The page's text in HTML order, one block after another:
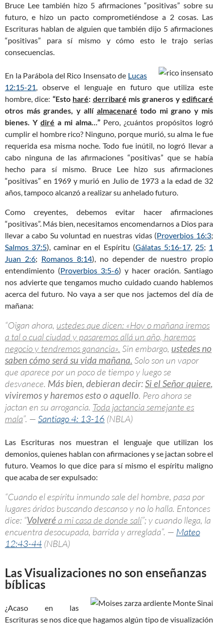
Bruce Lee también hizo 5 afirmaciones “positivas” sobre su
futuro, e hizo un pacto comprometiéndose a 2 cosas. Las
Escrituras hablan de alguien que también dijo 5 afirmaciones
“positivas” para sí mismo y cómo esto le trajo serias
consecuencias.
En la Parábola del Rico Insensato de Lucas
12:15-21, observe el lenguaje en futuro que utiliza este
hombre, dice: “Esto haré: derribaré mis graneros y edificaré
otros más grandes, y allí almacenaré todo mi grano y mis
bienes. Y diré a mi alma…” Pero, ¿cuántos propósitos logró
cumplir el hombre rico? Ninguno, porque murió, su alma le fue
requerida esa misma noche. Todo fue inútil, no logró llevar a
cabo ninguna de las afirmaciones “positivas” que se había
hecho para sí mismo. Bruce Lee hizo sus afirmaciones
“positivas” en 1969 y murió en Julio de 1973 a la edad de 32
años, tampoco alcanzó a realizar su anhelado futuro.
Como creyentes, debemos evitar hacer afirmaciones
“positivas”. Más bien, necesitamos encomendarnos a Dios para
llevar a cabo Su voluntad en nuestras vidas (Proverbios 16:3;
Salmos 37:5), caminar en el Espíritu (Gálatas 5:16-17, 25; 1
Juan 2:6; Romanos 8:14), no depender de nuestro propio
entendimiento (Proverbios 3:5-6) y hacer oración. Santiago
nos advierte que tengamos mucho cuidado cuando hablemos
acerca del futuro. No vaya a ser que nos jactemos del día de
mañana:
“Oigan ahora, ustedes que dicen: «Hoy o mañana iremos
a tal o cual ciudad y pasaremos allá un año, haremos
negocio y tendremos ganancia». Sin embargo, ustedes no
saben cómo será su vida mañana. Solo son un vapor
que aparece por un poco de tiempo y luego se
desvanece. Más bien, debieran decir:Si el Señor quiere,
viviremos y haremos esto o aquello. Pero ahora se
jactan en su arrogancia. Toda jactancia semejante es
mala”. — Santiago 4: 13-16 (NBLA)
Las Escrituras nos muestran el lenguaje que utilizan los
demonios, quienes hablan con afirmaciones y se jactan sobre el
futuro. Veamos lo que dice para sí mismo el espíritu maligno
que acaba de ser expulsado:
“Cuando el espíritu inmundo sale del hombre, pasa por
lugares áridos buscando descanso y no lo halla. Entonces
dice: “Volveréa mi casa de donde salí”; y cuando llega, la
encuentra desocupada, barrida y arreglada”. — Mateo
12:43-44 (NBLA)
Las Visualizaciones no son enseñanzas
bíblicas
¿Acaso en las
Escrituras se nos dice que hagamos algún tipo de visualización